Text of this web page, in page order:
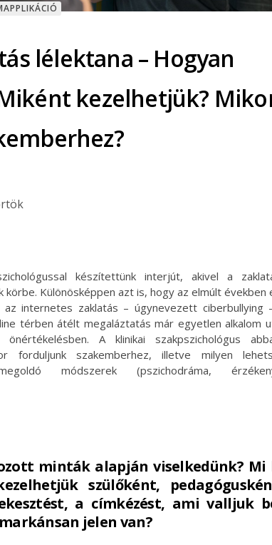
lélektana – Hogyan
kezelhetjük?
készítettünk interjút, akivel a
Különösképpen azt is, hogy az elmúlt években
internetes zaklatás – úgynevezett ciberbullying
térben átélt megaláztatás már egyetlen alkalom
A klinikai szakpszichológus
forduljunk szakemberhez, illetve milyen
módszerek (pszichodráma,
minták alapján viselkedünk? Mi
szülőként,
a címkézést, ami valljuk
jelen van?